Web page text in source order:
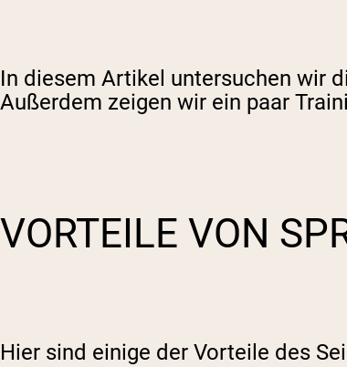
In diesem Artikel untersuchen wir
Außerdem zeigen wir ein paar
VORTEILE VON
Hier sind einige der Vorteile des